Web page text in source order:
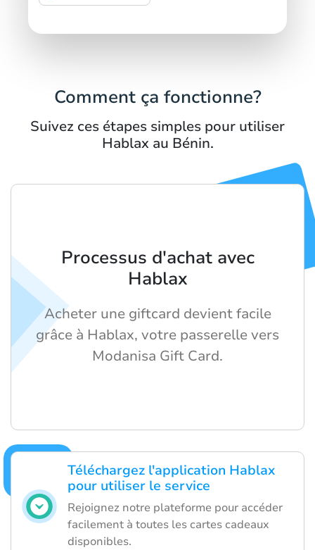
Comment ça fonctionne?
Suivez ces étapes simples pour utiliser
Hablax au Bénin.
Téléchargez l'application Hablax
pour utiliser le service
Rejoignez notre plateforme pour accéder
facilement à toutes les cartes cadeaux
disponibles.
Processus d'achat avec
Hablax
Acheter une giftcard devient facile
grâce à Hablax, votre passerelle vers
Modanisa Gift Card.